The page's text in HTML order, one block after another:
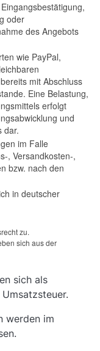
oder
des Angebots
wie PayPal,
mit Abschluss
Eine Belastung,
erfolgt
und
dar.
im Falle
, Versandkosten-,
bzw. nach den
in deutscher
zu.
sich aus der
sich als
werden im